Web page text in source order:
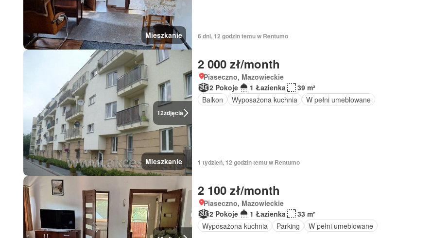
Mieszkanie 6 dni, 12 godzin temu w Rentumo
12zdjęcia
Mieszkanie
2 000 zł/month
Piaseczno, Mazowieckie
2 Pokoje
1 Łazienka
39 m²
Balkon
Wyposażona kuchnia W pełni umeblowane
1 tydzień, 12 godzin temu w Rentumo
2 100 zł/month
Piaseczno, Mazowieckie
2 Pokoje
1 Łazienka
33 m²
Wyposażona kuchnia
Parking W pełni umeblowane